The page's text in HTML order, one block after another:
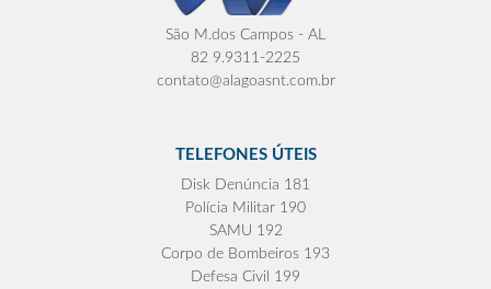
São M.dos Campos - AL
82 9.9311-2225
contato@alagoasnt.com.br
TELEFONES ÚTEIS
Disk Denúncia 181
Polícia Militar 190
SAMU 192
Corpo de Bombeiros 193
Defesa Civil 199